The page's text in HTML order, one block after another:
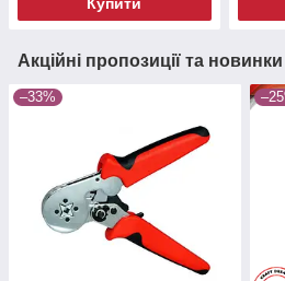
Купити
Акційні пропозиції та новинки
–33%